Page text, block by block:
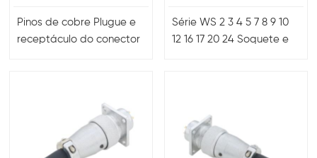
Pinos de cobre Plugue e
receptáculo do conector
Série WS 2 3 4 5 7 8 9 10
12 16 17 20 24 Soquete e